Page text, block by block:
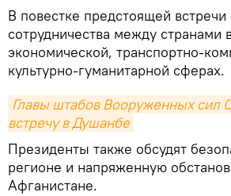
В повестке предстоящей встречи
сотрудничества между странами
экономической, транспортно-
культурно-гуманитарной сферах.
Главы штабов Вооруженных сил
встречу в Душанбе
Президенты также обсудят
регионе и напряженную
Афганистане.